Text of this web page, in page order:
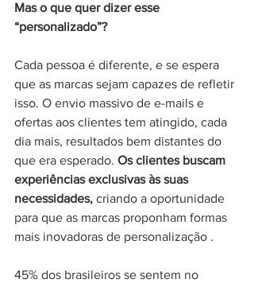
Mas o que quer dizer esse
“personalizado”?
Cada pessoa é diferente, e se espera
que as marcas sejam capazes de refletir
isso. O envio massivo de e-mails e
ofertas aos clientes tem atingido, cada
dia mais, resultados bem distantes do
que era esperado. Os clientes buscam
experiências exclusivas às suas
necessidades, criando a oportunidade
para que as marcas proponham formas
mais inovadoras de personalização .
45% dos brasileiros se sentem no